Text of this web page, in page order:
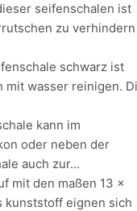
seifenschalen ist
zu verhindern
schwarz ist
mit wasser reinigen.
kann im
oder neben der
auch zur...
mit den maßen 13 ×
kunststoff eignen sich